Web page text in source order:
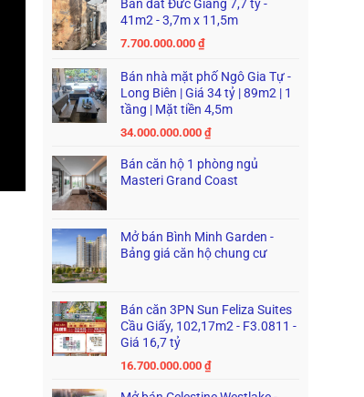
Bán đất Đức Giang 7,7 tỷ -
41m2 - 3,7m x 11,5m
7.700.000.000₫
Bán nhà mặt phố Ngô Gia Tự -
Long Biên | Giá 34 tỷ | 89m2 | 1
tầng | Mặt tiền 4,5m
34.000.000.000₫
Bán căn hộ 1 phòng ngủ
Masteri Grand Coast
Mở bán Bình Minh Garden -
Bảng giá căn hộ chung cư
Bán căn 3PN Sun Feliza Suites
Cầu Giấy, 102,17m2 - F3.0811 -
Giá 16,7 tỷ
16.700.000.000₫